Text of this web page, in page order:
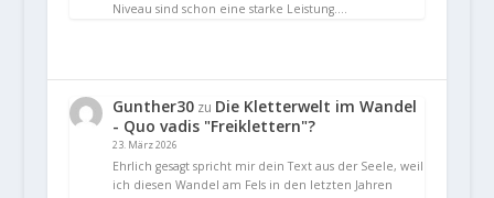
Niveau sind schon eine starke Leistung.…
Gunther30zu Die Kletterwelt im Wandel
- Quo vadis "Freiklettern"?
23. März 2026
Ehrlich gesagt spricht mir dein Text aus der Seele, weil
ich diesen Wandel am Fels in den letzten Jahren